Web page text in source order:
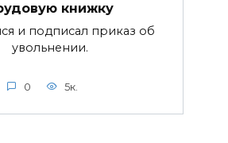
книжку
и подписал приказ об
увольнении.
0 5к.